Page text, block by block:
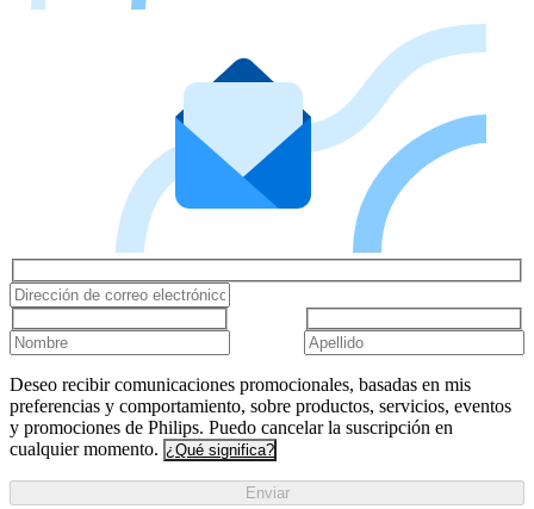
Deseo recibir comunicaciones promocionales, basadas en mis
preferencias y comportamiento, sobre productos, servicios, eventos
y promociones de Philips. Puedo cancelar la suscripción en
cualquier momento. ¿Qué significa?
Enviar